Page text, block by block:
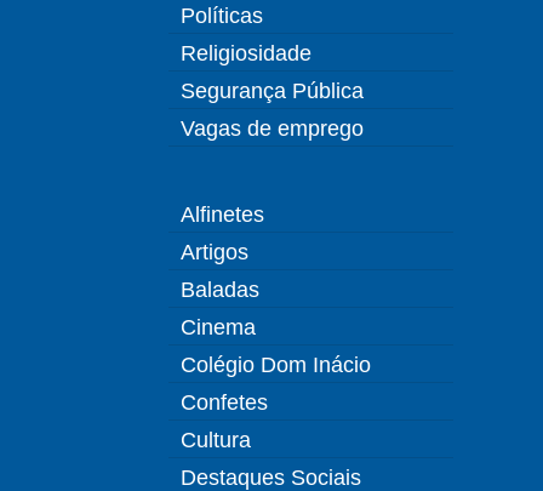
Políticas
Religiosidade
Segurança Pública
Vagas de emprego
Alfinetes
Artigos
Baladas
Cinema
Colégio Dom Inácio
Confetes
Cultura
Destaques Sociais